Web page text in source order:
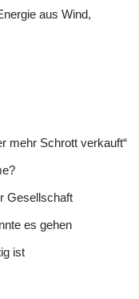
aus Wind,
mehr Schrott verkauft“
Gesellschaft
es gehen
ist